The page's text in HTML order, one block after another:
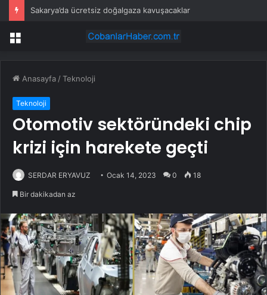
Sakarya’da ücretsiz doğalgaza kavuşacaklar
Menü
Anasayfa /Teknoloji
Teknoloji
Otomotiv sektöründeki chip
krizi için harekete geçti
SERDAR ERYAVUZ Ocak 14, 2023 0 18
Bir dakikadan az